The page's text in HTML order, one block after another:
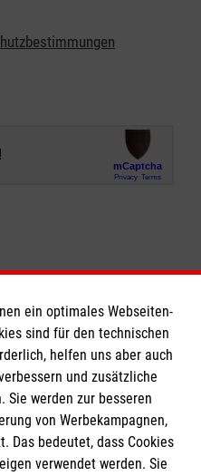
ein optimales Webseiten-
sind für den technischen
helfen uns aber auch
und zusätzliche
Sie werden zur besseren
von Werbekampagnen,
Das bedeutet, dass Cookies
verwendet werden. Sie